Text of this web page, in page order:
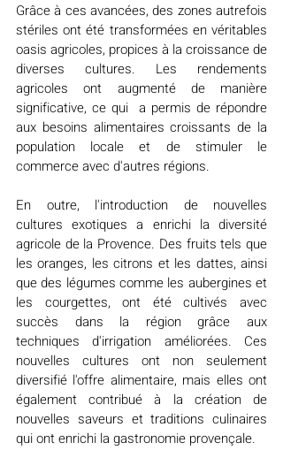
Grâce à ces avancées, des zones autrefois
stériles ont été transformées en véritables
oasis agricoles, propices à la croissance de
diverses cultures. Les rendements
agricoles ont augmenté de manière
significative, ce qui  a permis de répondre
aux besoins alimentaires croissants de la
population locale et de stimuler le
commerce avec d'autres régions.
En outre, l'introduction de nouvelles
cultures exotiques a enrichi la diversité
agricole de la Provence. Des fruits tels que
les oranges, les citrons et les dattes, ainsi
que des légumes comme les aubergines et
les courgettes, ont été cultivés avec
succès dans la région grâce aux
techniques d'irrigation améliorées. Ces
nouvelles cultures ont non seulement
diversifié l'offre alimentaire, mais elles ont
également contribué à la création de
nouvelles saveurs et traditions culinaires
qui ont enrichi la gastronomie provençale.